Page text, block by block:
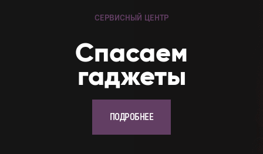
СЕРВИСНЫЙ ЦЕНТР
Cпасаем
гаджеты
ПОДРОБНЕЕ